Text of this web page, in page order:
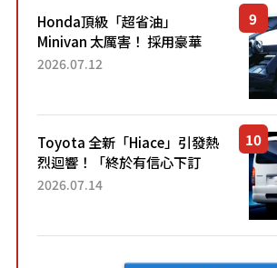
Honda頂級「超省油」
Minivan 太厲害！ 採用豪華
「真皮座椅」與專屬「黑色內
「三...
2026.07.12
Toyota 全新「Hiace」引發熱
烈迴響！「終於有信心下訂
了！」「哪個等級交車最
車？...
2026.07.14